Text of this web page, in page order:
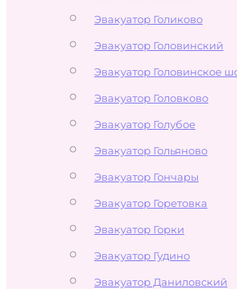
Эвакуатор Голиково
Эвакуатор Головинский
Эвакуатор Головинское
Эвакуатор Головково
Эвакуатор Голубое
Эвакуатор Гольяново
Эвакуатор Гончары
Эвакуатор Горетовка
Эвакуатор Горки
Эвакуатор Гудино
Эвакуатор Даниловский